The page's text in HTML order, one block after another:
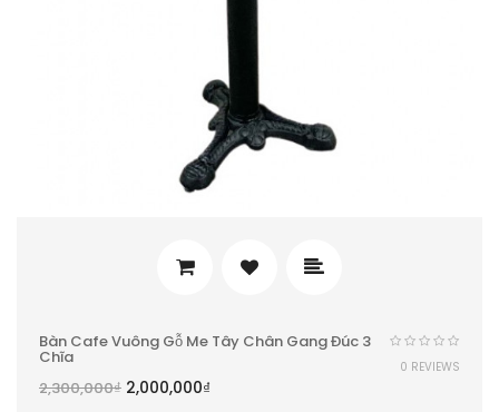
Bàn Cafe Vuông Gỗ Me Tây Chân Gang Đúc 3
Chĩa
2,300,000₫ 2,000,000₫
0 REVIEWS